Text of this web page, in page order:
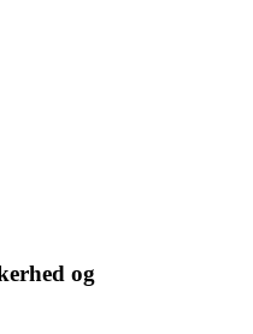
og